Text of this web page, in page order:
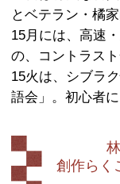
メインに毎
ールが合わ
若